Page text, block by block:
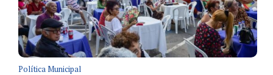
Política Municipal